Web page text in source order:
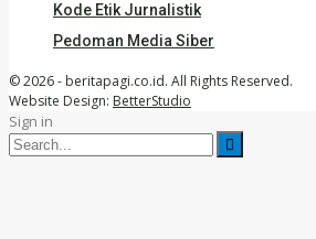
Kode Etik Jurnalistik
Pedoman Media Siber
© 2026 - beritapagi.co.id. All Rights Reserved.
Website Design: BetterStudio
Sign in